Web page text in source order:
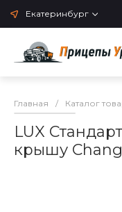
Екатеринбург
Главная / Каталог
LUX
крышу